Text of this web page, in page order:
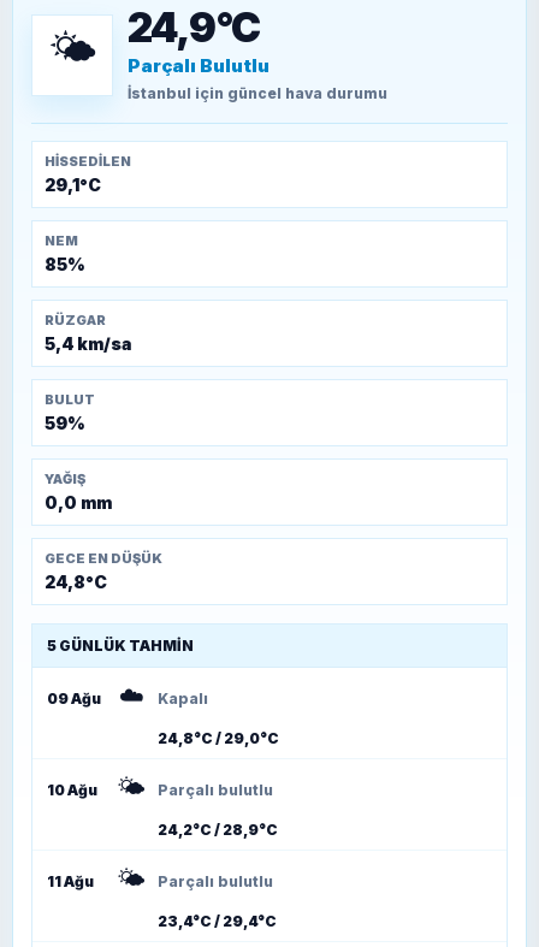
TEOMAN ALPASLAN
Kütahya-Eskişehir Muharebeleri (10-24
🌤️ 24,9°C
Parçalı Bulutlu
İstanbul için güncel hava durumu
HISSEDILEN
29,1°C
NEM
85%
RÜZGAR
5,4 km/sa
BULUT
59%
YAĞIŞ
0,0 mm
GECE EN DÜŞÜK
24,8°C
5 GÜNLÜK TAHMIN
09 Ağu ☁️ Kapalı
24,8°C / 29,0°C
10 Ağu 🌤️ Parçalı bulutlu
24,2°C / 28,9°C
11 Ağu 🌤️ Parçalı bulutlu
23,4°C / 29,4°C